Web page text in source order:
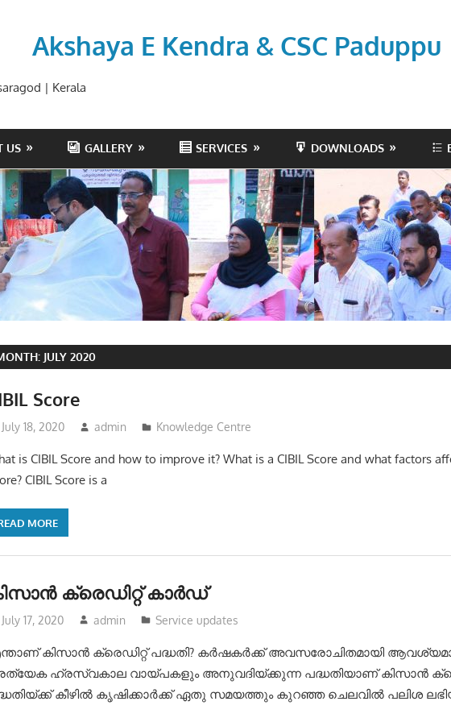
Akshaya E Kendra & CSC Paduppu
| Kerala
US GALLERY SERVICES DOWNLOADS
JULY 2020
Score
July 18, 2020 admin Knowledge Centre
is CIBIL Score and how to improve it? What is a CIBIL Score and what factors
CIBIL Score is a
MORE
ക്രെ‍ഡിറ്റ് കാര്‍ഡ്
July 17, 2020 admin Service updates
കിസാൻ ക്രെഡിറ്റ് പദ്ധതി? കർഷകർക്ക് അവസരോചിതമായി
ഹ്രസ്വകാല വായ്പകളും അനുവദിയ്ക്കുന്ന പദ്ധതിയാണ് കിസാൻ
കീഴിൽ കൃഷിക്കാർക്ക് ഏതു സമയത്തും കുറഞ്ഞ ചെലവിൽ പലിശ